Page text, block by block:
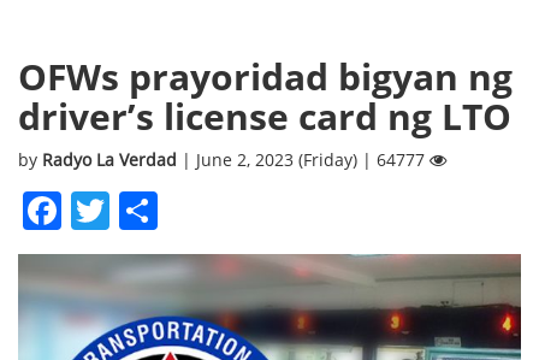
OFWs prayoridad bigyan ng
driver’s license card ng LTO
by Radyo La Verdad | June 2, 2023 (Friday) | 64777
Facebook
Twitter